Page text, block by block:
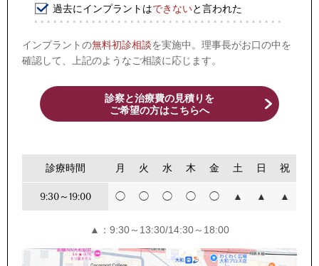
過去にインプラントはできないと言われた
インプラントの無料初診相談を実施中。理事長がお口の中を
確認して、上記のようなご相談に応じます。
診察と治療費の見積りを
ご希望の方はこちらへ
診療時間 月 火 水 木 金 土 日 祝
9:30～19:00 ◯ ◯ ◯ ◯ ◯ ▲ ▲ ▲
▲：9:30～13:30/14:30～18:00